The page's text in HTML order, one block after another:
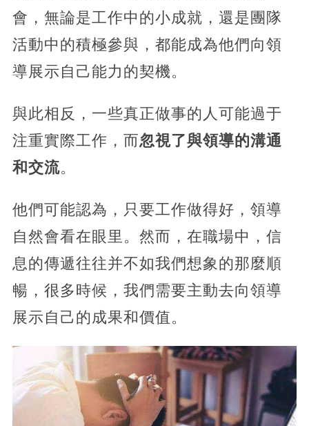
會，無論是工作中的小成就，還是團隊
活動中的積極參與，都能成為他們向領
導展示自己能力的契機。
與此相反，一些真正做事的人可能過于
注重實際工作，而忽視了與領導的溝通
和交流。
他們可能認為，只要工作做得好，領導
自然會看在眼里。然而，在職場中，信
息的傳遞往往并不如我們想象的那麼順
暢，很多時候，我們需要主動去向領導
展示自己的成果和價值。